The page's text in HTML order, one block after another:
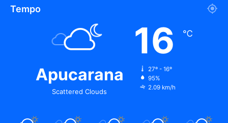
Tempo
Apucarana
Scattered Clouds
16 ℃
27º - 16º
95%
2.09 km/h